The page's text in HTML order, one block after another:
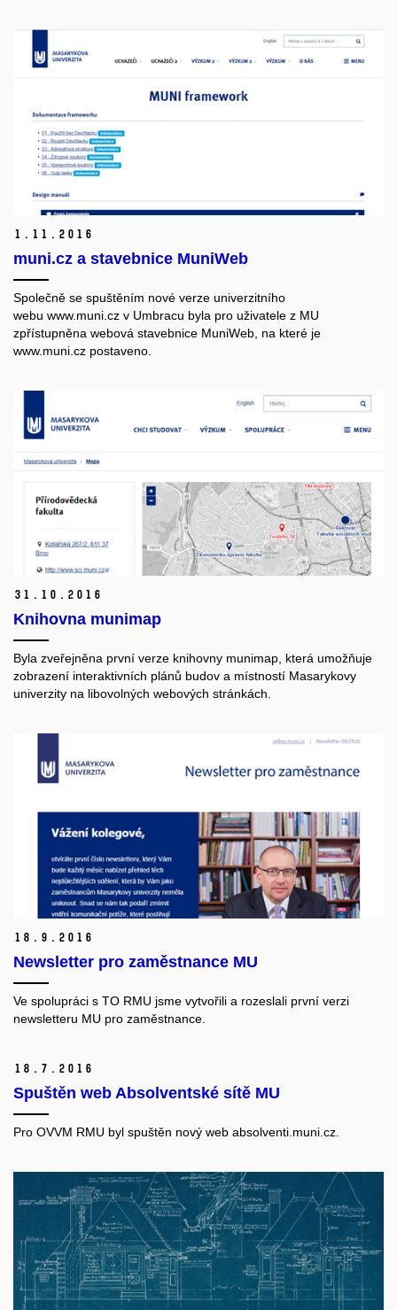
1. 11. 2016
muni.cz a stavebnice MuniWeb
Společně se spuštěním nové verze univerzitního
webu www.muni.cz v Umbracu byla pro uživatele z MU
zpřístupněna webová stavebnice MuniWeb , na které je
www.muni.cz postaveno.
31. 10. 2016
Knihovna munimap
Byla zveřejněna první verze knihovny munimap , která umožňuje
zobrazení interaktivních plánů budov a místností Masarykovy
univerzity na libovolných webových stránkách.
18. 9. 2016
Newsletter pro zaměstnance MU
Ve spolupráci s TO RMU jsme vytvořili a rozeslali první verzi
newsletteru MU pro zaměstnance.
18. 7. 2016
Spuštěn web Absolventské sítě MU
Pro OVVM RMU byl spuštěn nový web absolventi.muni.cz.